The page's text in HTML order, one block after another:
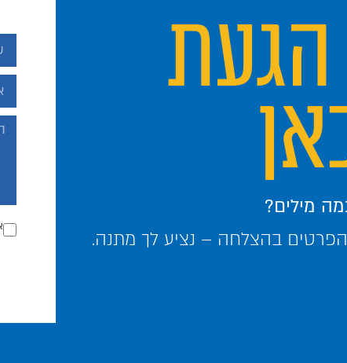
הגעת
מילים?
בהצלחה – נציע לך מתנה.